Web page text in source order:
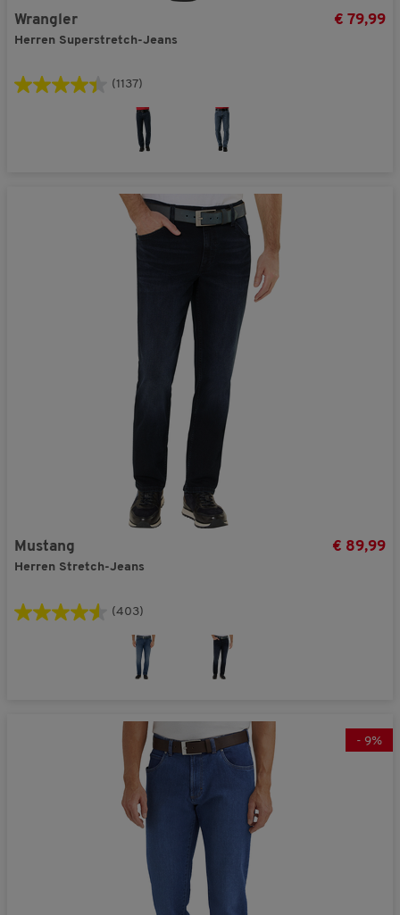
Wrangler
Herren Superstretch-Jeans
€ 79,99
(1137)
Mustang
Herren Stretch-Jeans
€ 89,99
(403)
- 9%